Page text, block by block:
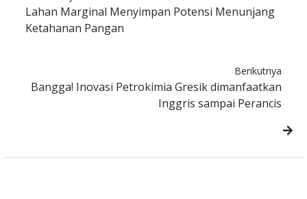
Lahan Marginal Menyimpan Potensi Menunjang
Ketahanan Pangan
Berikutnya
Bangga! Inovasi Petrokimia Gresik dimanfaatkan
Inggris sampai Perancis